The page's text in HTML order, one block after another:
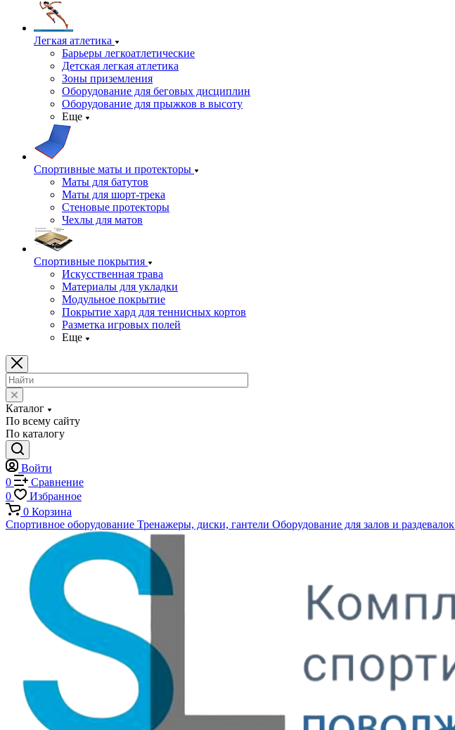
Легкая атлетика
Барьеры легкоатлетические
Детская легкая атлетика
Зоны приземления
Оборудование для беговых дисциплин
Оборудование для прыжков в высоту
Еще
Спортивные маты и протекторы
Маты для батутов
Маты для шорт-трека
Стеновые протекторы
Чехлы для матов
Спортивные покрытия
Искусственная трава
Материалы для укладки
Модульное покрытие
Покрытие хард для теннисных кортов
Разметка игровых полей
Еще
Каталог
По всему сайту
По каталогу
Войти
0
Сравнение
0
Избранное
0 Корзина
Спортивное оборудование Тренажеры, диски, гантели Оборудование для залов и раздевалок